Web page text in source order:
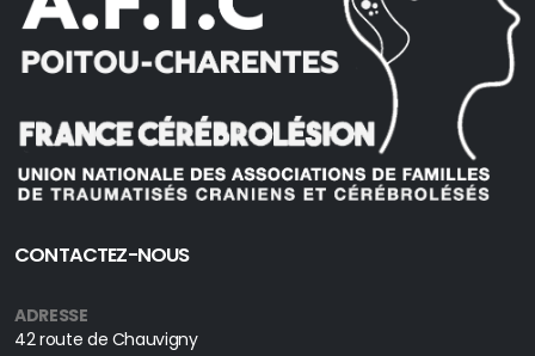
CONTACTEZ-NOUS
ADRESSE
42 route de Chauvigny